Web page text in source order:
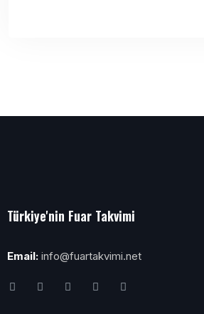
Türkiye'nin Fuar Takvimi
Email: info@fuartakvimi.net